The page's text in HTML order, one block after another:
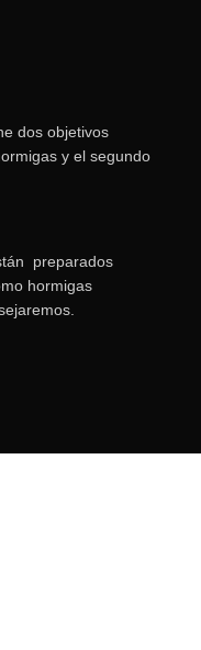
dos objetivos
y el segundo
preparados
hormigas